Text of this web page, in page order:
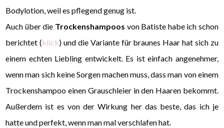
Bodylotion, weil es pflegend genug ist.
Auch über die Trockenshampoos von Batiste habe ich schon
berichtet (klick) und die Variante für braunes Haar hat sich zu
einem echten Liebling entwickelt. Es ist einfach angenehmer,
wenn man sich keine Sorgen machen muss, dass man von einem
Trockenshampoo einen Grauschleier in den Haaren bekommt.
Außerdem ist es von der Wirkung her das beste, das ich je
hatte und perfekt, wenn man mal verschlafen hat.